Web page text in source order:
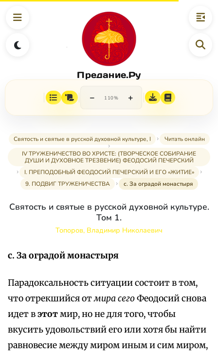
Предание.Ру
− 110% +
Святость и святые в русской духовной культуре, I
Читать онлайн
IV ТРУЖЕНИЧЕСТВО ВО ХРИСТЕ: (ТВОРЧЕСКОЕ СОБИРАНИЕ
ДУШИ И ДУХОВНОЕ ТРЕЗВЕНИЕ) ФЕОДОСИЙ ПЕЧЕРСКИЙ
I. ПРЕПОДОБНЫЙ ФЕОДОСИЙ ПЕЧЕРСКИЙ И ЕГО «ЖИТИЕ»
9. ПОДВИГ ТРУЖЕНИЧЕСТВА
с. За оградой монастыря
Святость и святые в русской духовной культуре.
Том 1.
Топоров, Владимир Николаевич
с. За оградой монастыря
Парадоксальность ситуации состоит в том,
что отрекшийся отмира сегоФеодосий снова
идет вэтотмир, но не для того, чтобы
вкусить удовольствий его или хотя бы найти
равновесие между миром иным и сим миром,